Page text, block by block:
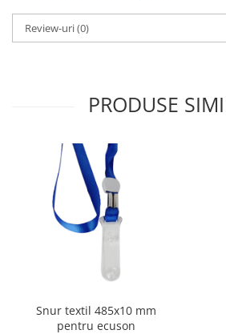
Review-uri(0)
PRODUSE
Snur textil 485x10 mm
pentru ecuson